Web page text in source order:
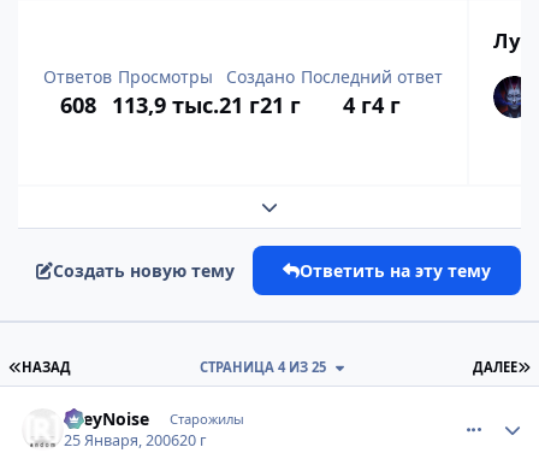
Ответов
608
Просмотры
113,9 тыс.
Создано
21 г21 г
Последний ответ
4 г4 г
Развернуть обзор темы
Создать новую тему Ответить на эту тему
ПЕРВАЯ СТРАНИЦА
НАЗАД ДАЛЕЕ
СТРАНИЦА 4 ИЗ 25
GreyNoise Старожилы
25 Января, 200620 г